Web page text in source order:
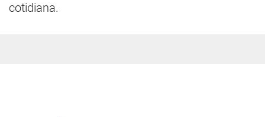
cotidiana.